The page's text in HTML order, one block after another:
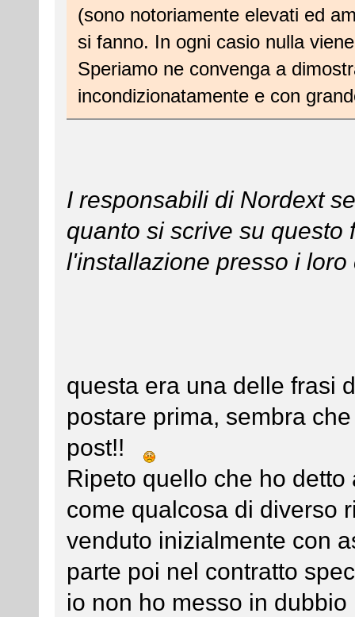
(sono notoriamente elevati ed
si fanno. In ogni casio nulla
Speriamo ne convenga a
incondizionatamente e con
I responsabili di Nordext
quanto si scrive su questo
l'installazione presso i loro
questa era una delle frasi
postare prima, sembra
post!!
Ripeto quello che ho
come qualcosa di diverso
venduto inizialmente con
parte poi nel contratto
io non ho messo in